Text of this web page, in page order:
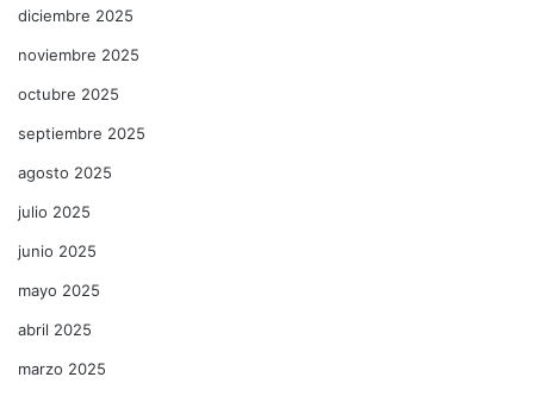
diciembre 2025
noviembre 2025
octubre 2025
septiembre 2025
agosto 2025
julio 2025
junio 2025
mayo 2025
abril 2025
marzo 2025